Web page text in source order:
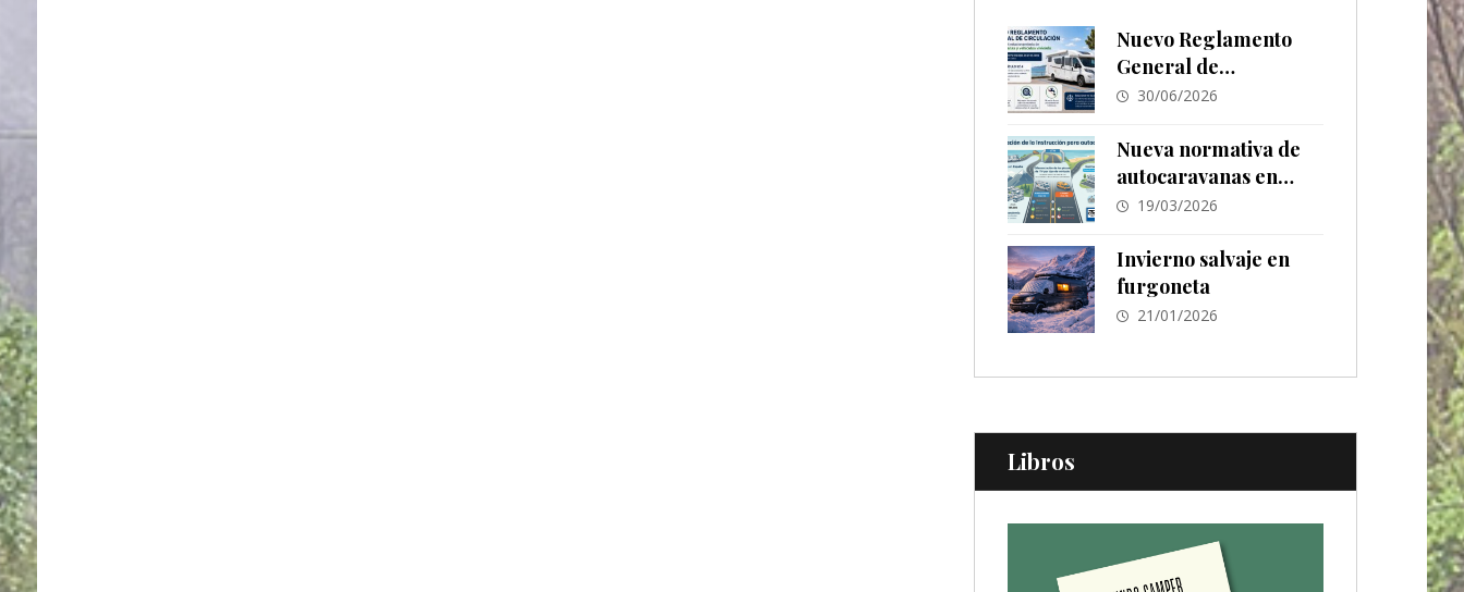
Nuevo Reglamento
General de
Circulación
30/06/2026
Nueva normativa de
autocaravanas en
España 2026: cambios
estacionamiento y
señalización
19/03/2026
Invierno salvaje en
furgoneta
21/01/2026
Libros